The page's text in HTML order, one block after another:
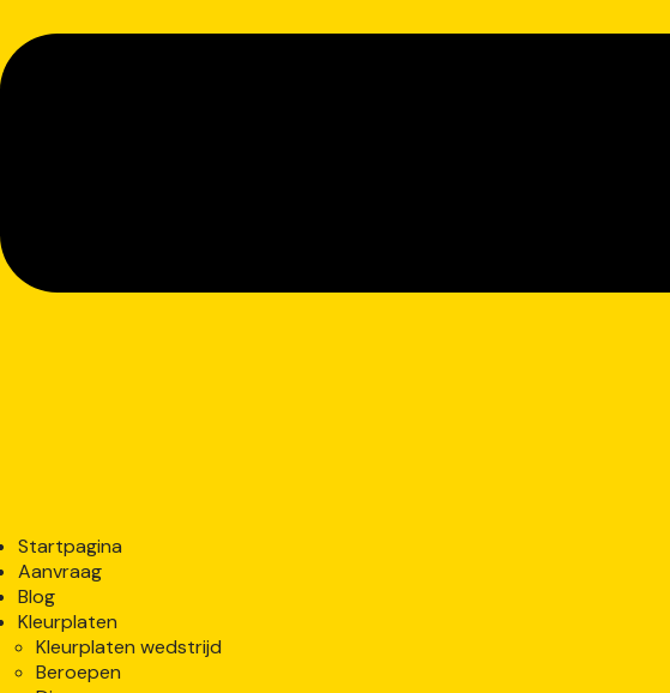
Startpagina
Aanvraag
Blog
Kleurplaten
Kleurplaten wedstrijd
Beroepen